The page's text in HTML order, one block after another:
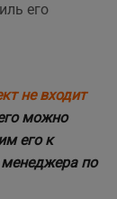
его
не входит
можно
его к
менеджера по